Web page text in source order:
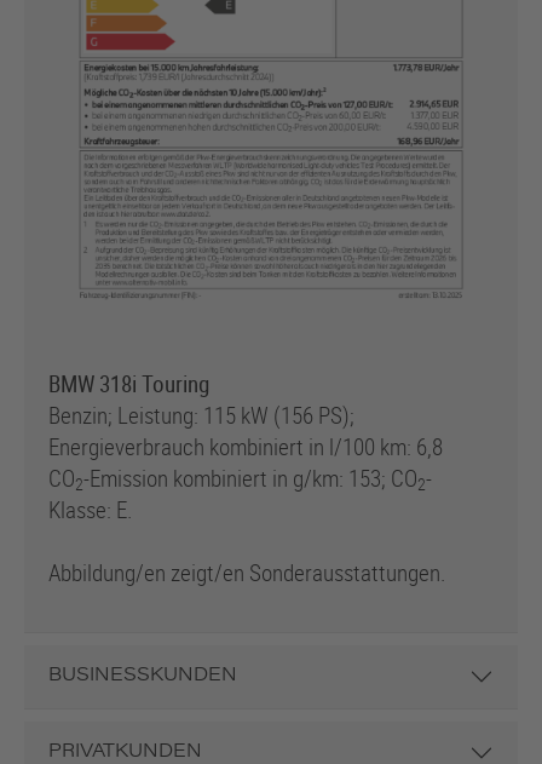
BMW 318i Touring
Benzin; Leistung: 115 kW (156 PS);
Energieverbrauch kombiniert in l/100 km: 6,8
CO2-Emission kombiniert in g/km: 153; CO2-
Klasse: E.
Abbildung/en zeigt/en Sonderausstattungen.
BUSINESSKUNDEN
PRIVATKUNDEN